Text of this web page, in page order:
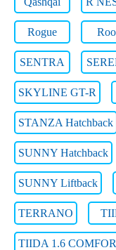
Rogue
SENTRA
SKYLINE GT-R
STANZA Hatchback
SUNNY Hatchback
SUNNY Liftback
TERRANO
TIIDA 1.6